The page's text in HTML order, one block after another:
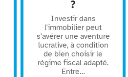
?
Investir dans
l'immobilier peut
s'avérer une aventure
lucrative, à condition
de bien choisir le
régime fiscal adapté.
Entre…